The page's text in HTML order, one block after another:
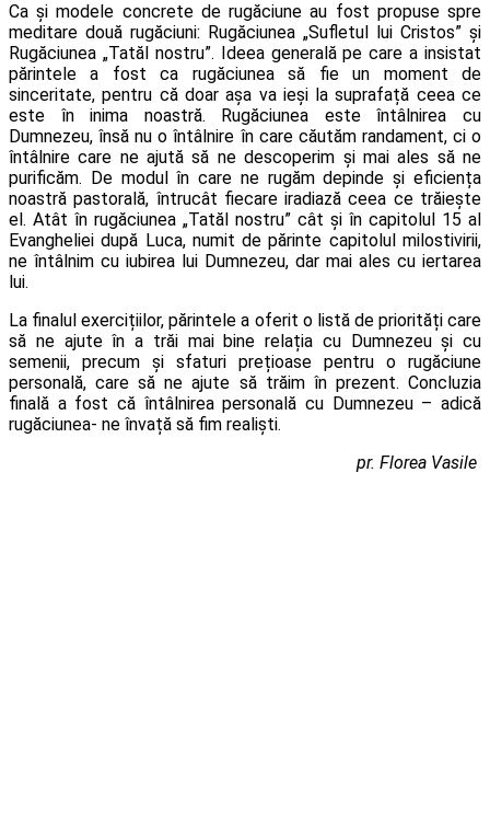
Ca și modele concrete de rugăciune au fost propuse spre
meditare două rugăciuni: Rugăciunea „Sufletul lui Cristos” și
Rugăciunea „Tatăl nostru”. Ideea generală pe care a insistat
părintele a fost ca rugăciunea să fie un moment de
sinceritate, pentru că doar așa va ieși la suprafață ceea ce
este în inima noastră. Rugăciunea este întâlnirea cu
Dumnezeu, însă nu o întâlnire în care căutăm randament, ci o
întâlnire care ne ajută să ne descoperim și mai ales să ne
purificăm. De modul în care ne rugăm depinde și eficiența
noastră pastorală, întrucât fiecare iradiază ceea ce trăiește
el. Atât în rugăciunea „Tatăl nostru” cât și în capitolul 15 al
Evangheliei după Luca, numit de părinte capitolul milostivirii,
ne întâlnim cu iubirea lui Dumnezeu, dar mai ales cu iertarea
lui.
La finalul exercițiilor, părintele a oferit o listă de priorități care
să ne ajute în a trăi mai bine relația cu Dumnezeu și cu
semenii, precum și sfaturi prețioase pentru o rugăciune
personală, care să ne ajute să trăim în prezent. Concluzia
finală a fost că întâlnirea personală cu Dumnezeu – adică
rugăciunea- ne învață să fim realiști.
pr. Florea Vasile